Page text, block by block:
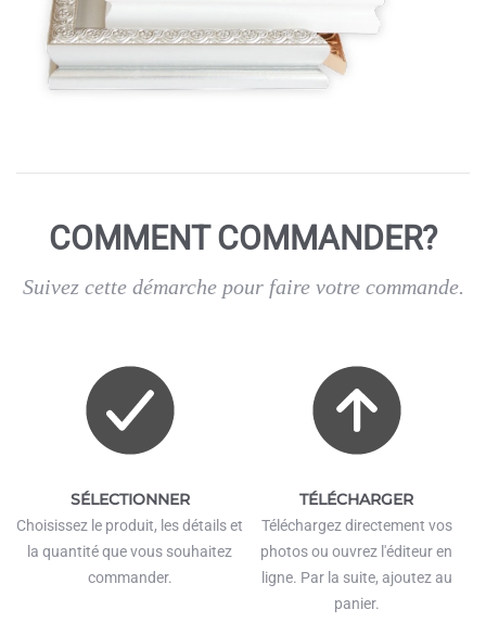
COMMENT COMMANDER?
Suivez cette démarche pour faire votre commande.
SÉLECTIONNER
Choisissez le produit, les détails et
la quantité que vous souhaitez
commander.
TÉLÉCHARGER
Téléchargez directement vos
photos ou ouvrez l'éditeur en
ligne. Par la suite, ajoutez au
panier.